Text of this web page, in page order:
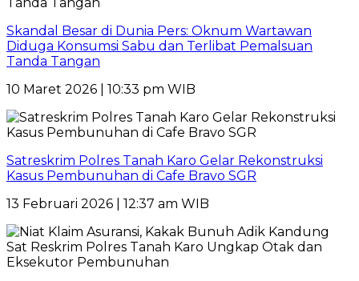
Skandal Besar di Dunia Pers: Oknum Wartawan
Diduga Konsumsi Sabu dan Terlibat Pemalsuan
Tanda Tangan
10 Maret 2026 | 10:33 pm WIB
Satreskrim Polres Tanah Karo Gelar Rekonstruksi
Kasus Pembunuhan di Cafe Bravo SGR
13 Februari 2026 | 12:37 am WIB